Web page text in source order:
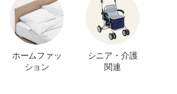
ホームファッ
ション
シニア・介護
関連